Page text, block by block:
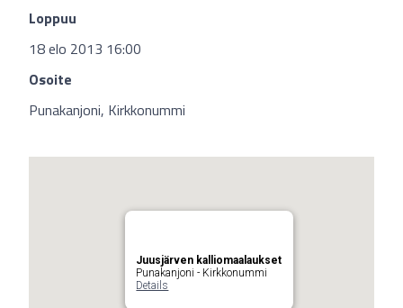
Loppuu
18 elo 2013 16:00
Osoite
Punakanjoni, Kirkkonummi
Juusjärven kalliomaalaukset
Punakanjoni - Kirkkonummi
Details